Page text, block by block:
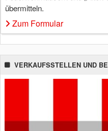
übermitteln.
Zum Formular
VERKAUFSSTELLEN UND